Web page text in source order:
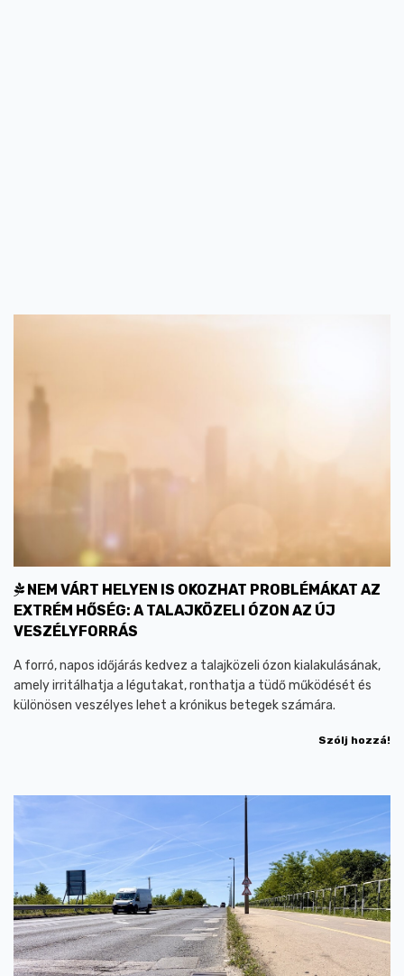
NEM VÁRT HELYEN IS OKOZHAT PROBLÉMÁKAT AZ
EXTRÉM HŐSÉG: A TALAJKÖZELI ÓZON AZ ÚJ
VESZÉLYFORRÁS
A forró, napos időjárás kedvez a talajközeli ózon kialakulásának,
amely irritálhatja a légutakat, ronthatja a tüdő működését és
különösen veszélyes lehet a krónikus betegek számára.
Szólj hozzá!